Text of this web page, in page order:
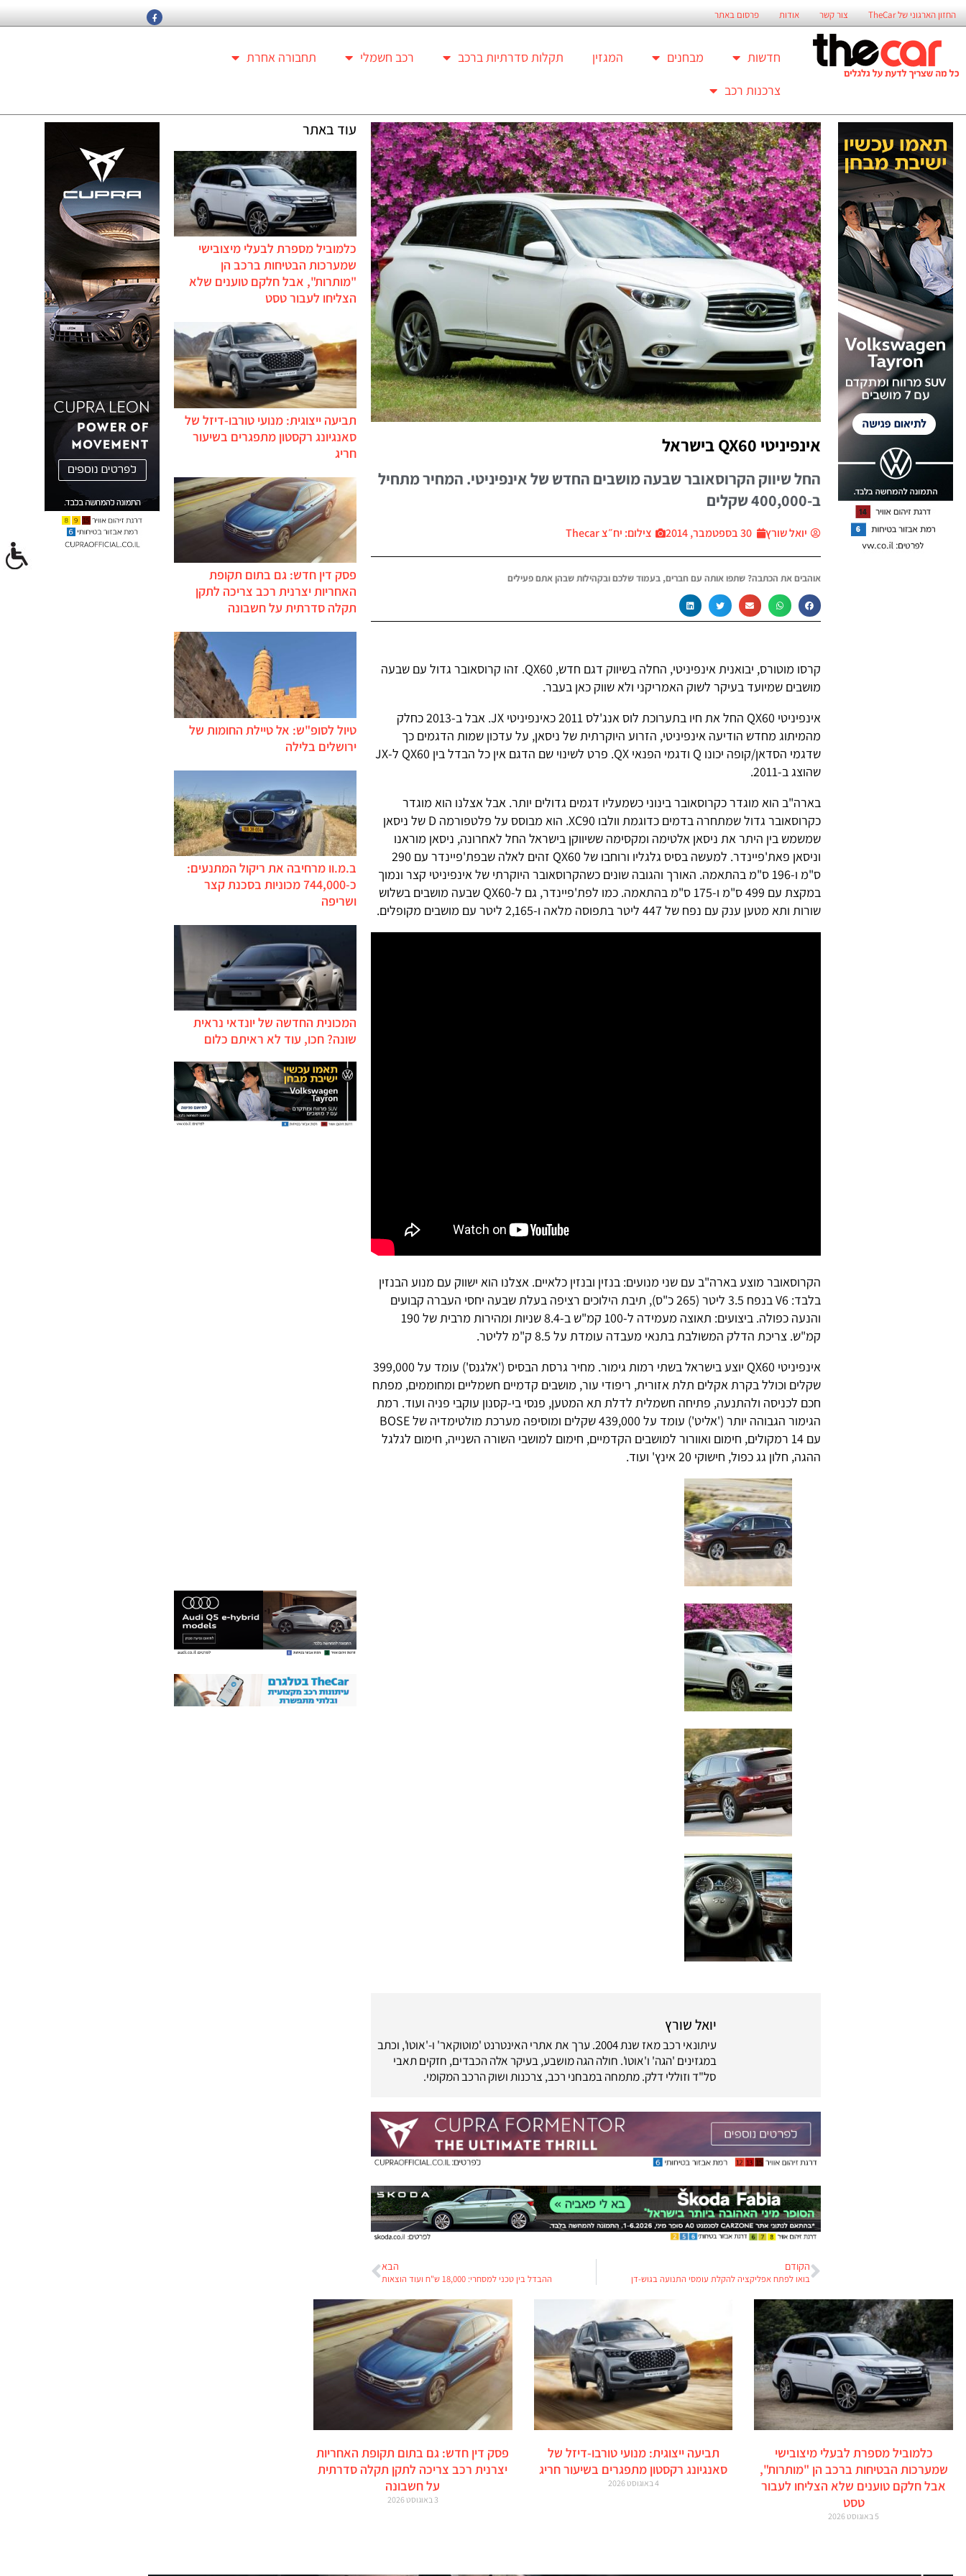
החזון הארגוני של TheCar צור קשר אודות פרסום באתר
חדשות מבחנים המגזין תקלות סדרתיות ברכב רכב חשמלי
תחבורה אחרת
צרכנות רכב
אינפיניטי QX60 בישראל
החל שיווק הקרוסאובר שבעה מושבים החדש של אינפיניטי. המחיר מתחיל
ב-400,000 שקלים
יואל שורץ 30 בספטמבר, 2014 צילום: יח״צ Thecar
אוהבים את הכתבה? שתפו אותה עם חברים, בעמוד שלכם ובקהילות שבהן אתם פעילים
קרסו מוטורס, יבואנית אינפיניטי, החלה בשיווק דגם חדש, QX60. זהו קרוסאובר גדול עם שבעה
מושבים שמיועד בעיקר לשוק האמריקני ולא שווק כאן בעבר.
אינפיניטי QX60 החל את חיו בתערוכת לוס אנג'לס 2011 כאינפיניטי JX. אבל ב-2013 כחלק
מהמיתוג מחדש הודיעה אינפיניטי, הזרוע היוקרתית של ניסאן, על עדכון שמות הדגמים כך
שדגמי הסדאן/קופה יכונו Q ודגמי הפנאי QX. פרט לשינוי שם הדגם אין כל הבדל בין QX60 ל-JX
שהוצג ב-2011.
בארה"ב הוא מוגדר כקרוסאובר בינוני כשמעליו דגמים גדולים יותר. אבל אצלנו הוא מוגדר
כקרוסאובר גדול שמתחרה בדמים כדוגמת וולבו XC90. הוא מבוסס על פלטפורמה D של ניסאן
שמשמש בין היתר את ניסאן אלטימה ומקסימה ששיווקן בישראל החל לאחרונה, ניסאן מוראנו
וניסאן פאת'פיינדר. למעשה בסיס גלגליו ורוחבו של QX60 זהים לאלה שבפת'פיינדר עם 290
ס"מ ו-196 ס"מ בהתאמה. האורך והגובה שונים כשהקרוסאובר היוקרתי של אינפיניטי קצר ונמוך
במקצת עם 499 ס"מ ו-175 ס"מ בהתאמה. כמו לפת'פיינדר, גם ל-QX60 שבעה מושבים בשלוש
שורות ותא מטען ענק עם נפח של 447 ליטר בתפוסה מלאה ו-2,165 ליטר עם מושבים מקופלים.
הקרוסאובר מוצע בארה"ב עם שני מנועים: בנזין ובנזין כלאיים. אצלנו הוא ישווק עם מנוע הבנזין
בלבד: V6 בנפח 3.5 ליטר (265 כ"ס), תיבת הילוכים רציפה בעלת שבעה יחסי העברה קבועים
והנעה כפולה. ביצועים: תאוצה מעמידה ל-100 קמ"ש ב-8.4 שניות ומהירות מרבית של 190
קמ"ש. צריכת הדלק המשולבת בתנאי מעבדה עומדת על 8.5 ק"מ לליטר.
אינפיניטי QX60 יוצע בישראל בשתי רמות גימור. מחיר גרסת הבסיס ('אלגנס') עומד על 399,000
שקלים וכולל בקרת אקלים תלת אזורית, ריפודי עור, מושבים קדמיים חשמליים ומחוממים, מפתח
חכם לכניסה ולהתנעה, פתיחה חשמלית לדלת תא המטען, פנסי בי-קסנון עוקבי פניה ועוד. רמת
הגימור הגבוהה יותר ('אליט') עומד על 439,000 שקלים ומוסיפה מערכת מולטימדיה של BOSE
עם 14 רמקולים, חימום ואוורור למושבים הקדמיים, חימום למושבי השורה השנייה, חימום לגלגל
ההגה, חלון גג כפול, חישוקי 20 אינץ' ועוד.
יואל שורץ
עיתונאי רכב מאז שנת 2004. ערך את אתרי האינטרנט 'מוטוקאר' ו-'אוטו', וכתב
במגזינים 'הגה' ו'אוטו'. חולה הגה מושבע, בעיקר אלה הכבדים, חזקים תאבי
סל"ד וזוללי דלק. מתמחה במבחני רכב, צרכנות ושוק הרכב המקומי.
הקודם
בואו לפתח אפליקציה להקלת עומסי התנועה בגוש-דן
הבא
ההבדל בין טכני למסחרי: 18,000 ש"ח ועוד הוצאות
עוד באתר
כלמוביל מספרת לבעלי מיצובישי
שמערכות הבטיחות ברכב הן
"מותרות", אבל חלקם טוענים שלא
הצליחו לעבור טסט
תביעה ייצוגית: מנועי טורבו-דיזל של
סאנגיונג רקסטון מתפגרים בשיעור
חריג
פסק דין חדש: גם בתום תקופת
האחריות יצרנית רכב צריכה לתקן
תקלה סדרתית על חשבונה
טיול לסופ"ש: אל טיילת החומות של
ירושלים בלילה
ב.מ.וו מרחיבה את ריקול המתנעים:
כ-744,000 מכוניות בסכנת קצר
ושריפה
המכונית החדשה של יונדאי נראית
שונה? חכו, עוד לא ראיתם כלום
כלמוביל מספרת לבעלי מיצובישי
שמערכות הבטיחות ברכב הן "מותרות",
אבל חלקם טוענים שלא הצליחו לעבור
טסט
5 באוגוסט 2026
תביעה ייצוגית: מנועי טורבו-דיזל של
סאנגיונג רקסטון מתפגרים בשיעור חריג
4 באוגוסט 2026
פסק דין חדש: גם בתום תקופת האחריות
יצרנית רכב צריכה לתקן תקלה סדרתית
על חשבונה
3 באוגוסט 2026